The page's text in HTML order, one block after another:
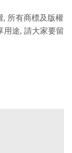
, 所有商標及版權
用途, 請大家要留